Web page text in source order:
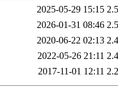
2025-05-29 15:15
2026-01-31 08:46
2020-06-22 02:13
2022-05-26 21:11
2017-11-01 12:11